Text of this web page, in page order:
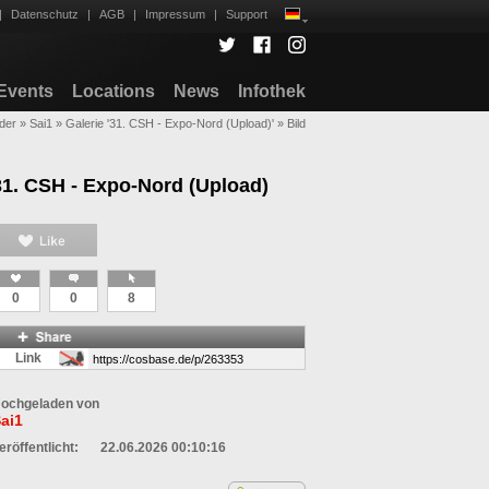
| Datenschutz | AGB | Impressum | Support
Events Locations News Infothek
» Sai1 » Galerie '31. CSH - Expo-Nord (Upload)' » Bild
CSH - Expo-Nord (Upload)
0 0 8
Link
von
22.06.2026 00:10:16